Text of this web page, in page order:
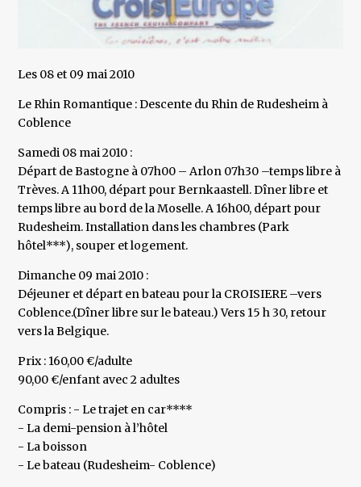
Les 08 et 09 mai 2010
Le Rhin Romantique : Descente du Rhin de Rudesheim à
Coblence
Samedi 08 mai 2010 :
Départ de Bastogne à 07h00 – Arlon 07h30 –temps libre à
Trèves. A 11h00, départ pour Bernkaastell. Dîner libre et
temps libre au bord de la Moselle. A 16h00, départ pour
Rudesheim. Installation dans les chambres (Park
hôtel***), souper et logement.
Dimanche 09 mai 2010 :
Déjeuner et départ en bateau pour la CROISIERE –vers
Coblence.(Dîner libre sur le bateau.) Vers 15 h 30, retour
vers la Belgique.
Prix : 160,00 €/adulte
90,00 €/enfant avec 2 adultes
Compris : - Le trajet en car****
- La demi-pension à l’hôtel
- La boisson
- Le bateau (Rudesheim- Coblence)